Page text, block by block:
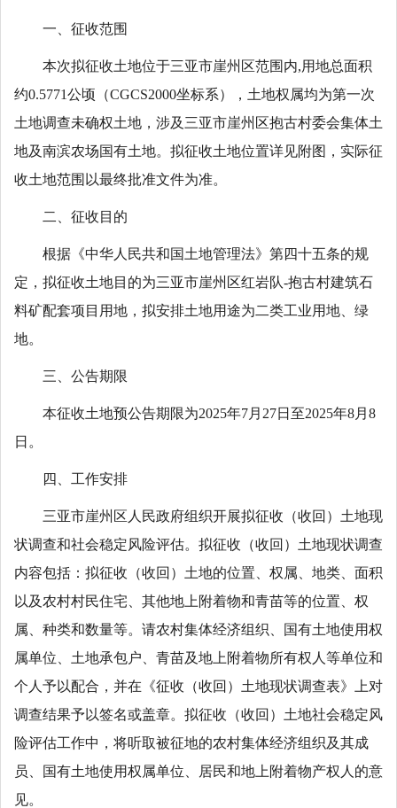
一、征收范围
本次拟征收土地位于三亚市崖州区范围内,用地总面积
约0.5771公顷（CGCS2000坐标系），土地权属均为第一次
土地调查未确权土地，涉及三亚市崖州区抱古村委会集体土
地及南滨农场国有土地。拟征收土地位置详见附图，实际征
收土地范围以最终批准文件为准。
二、征收目的
根据《中华人民共和国土地管理法》第四十五条的规
定，拟征收土地目的为三亚市崖州区红岩队-抱古村建筑石
料矿配套项目用地，拟安排土地用途为二类工业用地、绿
地。
三、公告期限
本征收土地预公告期限为2025年7月27日至2025年8月8
日。
四、工作安排
三亚市崖州区人民政府组织开展拟征收（收回）土地现
状调查和社会稳定风险评估。拟征收（收回）土地现状调查
内容包括：拟征收（收回）土地的位置、权属、地类、面积
以及农村村民住宅、其他地上附着物和青苗等的位置、权
属、种类和数量等。请农村集体经济组织、国有土地使用权
属单位、土地承包户、青苗及地上附着物所有权人等单位和
个人予以配合，并在《征收（收回）土地现状调查表》上对
调查结果予以签名或盖章。拟征收（收回）土地社会稳定风
险评估工作中，将听取被征地的农村集体经济组织及其成
员、国有土地使用权属单位、居民和地上附着物产权人的意
见。